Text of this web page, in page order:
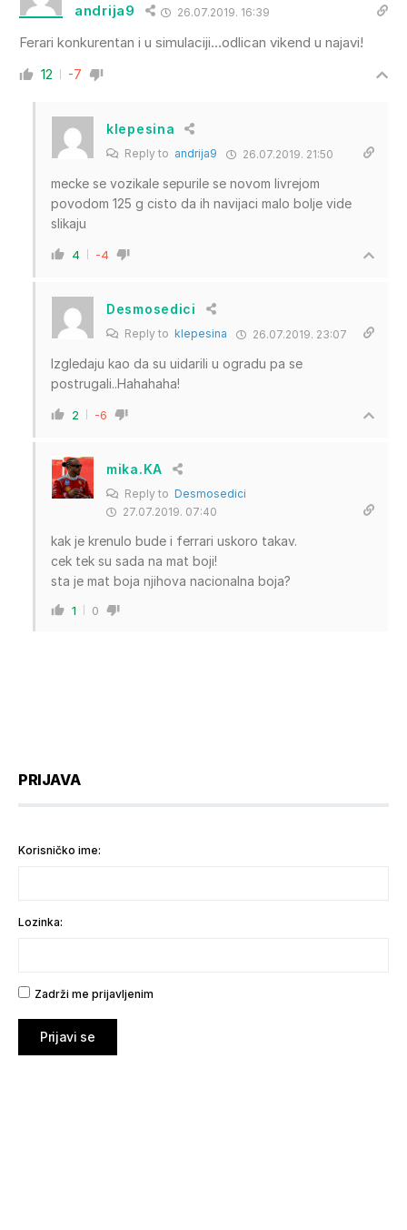
andrija9 26.07.2019. 16:39
Ferari konkurentan i u simulaciji…odlican vikend u najavi!
12 -7
klepesina
Reply to andrija9 26.07.2019. 21:50
mecke se vozikale sepurile se novom livrejom
povodom 125 g cisto da ih navijaci malo bolje vide
slikaju
4 -4
Desmosedici
Reply to klepesina 26.07.2019. 23:07
Izgledaju kao da su uidarili u ogradu pa se
postrugali..Hahahaha!
2 -6
mika.KA
Reply to Desmosedici
27.07.2019. 07:40
kak je krenulo bude i ferrari uskoro takav.
cek tek su sada na mat boji!
sta je mat boja njihova nacionalna boja?
1 0
PRIJAVA
Korisničko ime:
Lozinka:
Zadrži me prijavljenim
Prijavi se